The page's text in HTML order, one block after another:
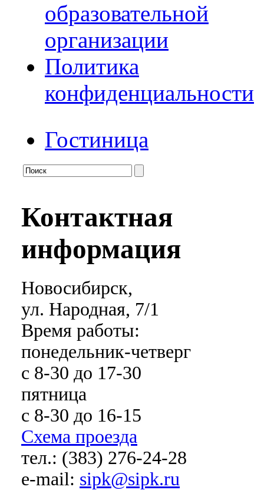
образовательной
организации
Политика
конфиденциальности
Гостиница
Контактная
информация
Новосибирск,
ул. Народная, 7/1
Время работы:
понедельник-четверг
с 8-30 до 17-30
пятница
с 8-30 до 16-15
Схема проезда
тел.: (383) 276-24-28
e-mail: sipk@sipk.ru